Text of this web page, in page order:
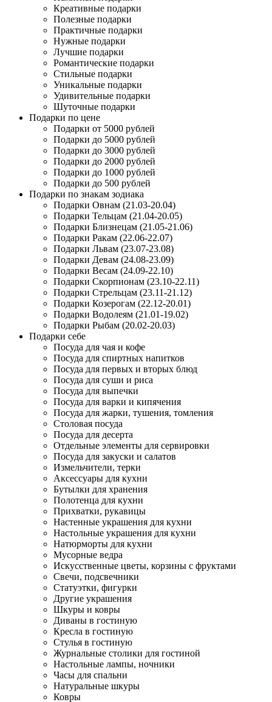
Креативные подарки
Полезные подарки
Практичные подарки
Нужные подарки
Лучшие подарки
Романтические подарки
Стильные подарки
Уникальные подарки
Удивительные подарки
Шуточные подарки
Подарки по цене
Подарки от 5000 рублей
Подарки до 5000 рублей
Подарки до 3000 рублей
Подарки до 2000 рублей
Подарки до 1000 рублей
Подарки до 500 рублей
Подарки по знакам зодиака
Подарки Овнам (21.03-20.04)
Подарки Тельцам (21.04-20.05)
Подарки Близнецам (21.05-21.06)
Подарки Ракам (22.06-22.07)
Подарки Львам (23.07-23.08)
Подарки Девам (24.08-23.09)
Подарки Весам (24.09-22.10)
Подарки Скорпионам (23.10-22.11)
Подарки Стрельцам (23.11-21.12)
Подарки Козерогам (22.12-20.01)
Подарки Водолеям (21.01-19.02)
Подарки Рыбам (20.02-20.03)
Подарки себе
Посуда для чая и кофе
Посуда для спиртных напитков
Посуда для первых и вторых блюд
Посуда для суши и риса
Посуда для выпечки
Посуда для варки и кипячения
Посуда для жарки, тушения, томления
Столовая посуда
Посуда для десерта
Отдельные элементы для сервировки
Посуда для закуски и салатов
Измельчители, терки
Аксессуары для кухни
Бутылки для хранения
Полотенца для кухни
Прихватки, рукавицы
Настенные украшения для кухни
Настольные украшения для кухни
Натюрморты для кухни
Мусорные ведра
Искусственные цветы, корзины с фруктами
Свечи, подсвечники
Статуэтки, фигурки
Другие украшения
Шкуры и ковры
Диваны в гостиную
Кресла в гостиную
Стулья в гостиную
Журнальные столики для гостиной
Настольные лампы, ночники
Часы для спальни
Натуральные шкуры
Ковры